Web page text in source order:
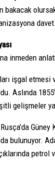
inmeden
işgal
Aslında
gelişmeler
bulunuyor.